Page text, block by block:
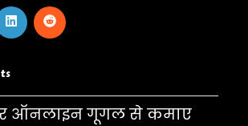
ऑनलाइन गूगल से कमाए